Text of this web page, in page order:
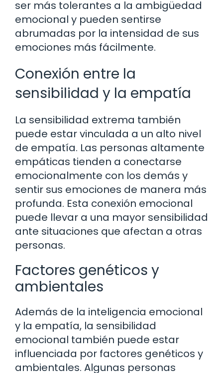
ser más tolerantes a la ambigüedad
emocional y pueden sentirse
abrumadas por la intensidad de sus
emociones más fácilmente.
Conexión entre la
sensibilidad y la empatía
La sensibilidad extrema también
puede estar vinculada a un alto nivel
de empatía. Las personas altamente
empáticas tienden a conectarse
emocionalmente con los demás y
sentir sus emociones de manera más
profunda. Esta conexión emocional
puede llevar a una mayor sensibilidad
ante situaciones que afectan a otras
personas.
Factores genéticos y
ambientales
Además de la inteligencia emocional
y la empatía, la sensibilidad
emocional también puede estar
influenciada por factores genéticos y
ambientales. Algunas personas